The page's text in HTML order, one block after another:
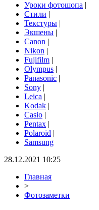
Уроки фотошопа |
Стили |
Текстуры |
Экшены |
Canon |
Nikon |
Fujifilm |
Olympus |
Panasonic |
Sony |
Leica |
Kodak |
Casio |
Pentax |
Polaroid |
Samsung
28.12.2021 10:25
Главная
>
Фотозаметки